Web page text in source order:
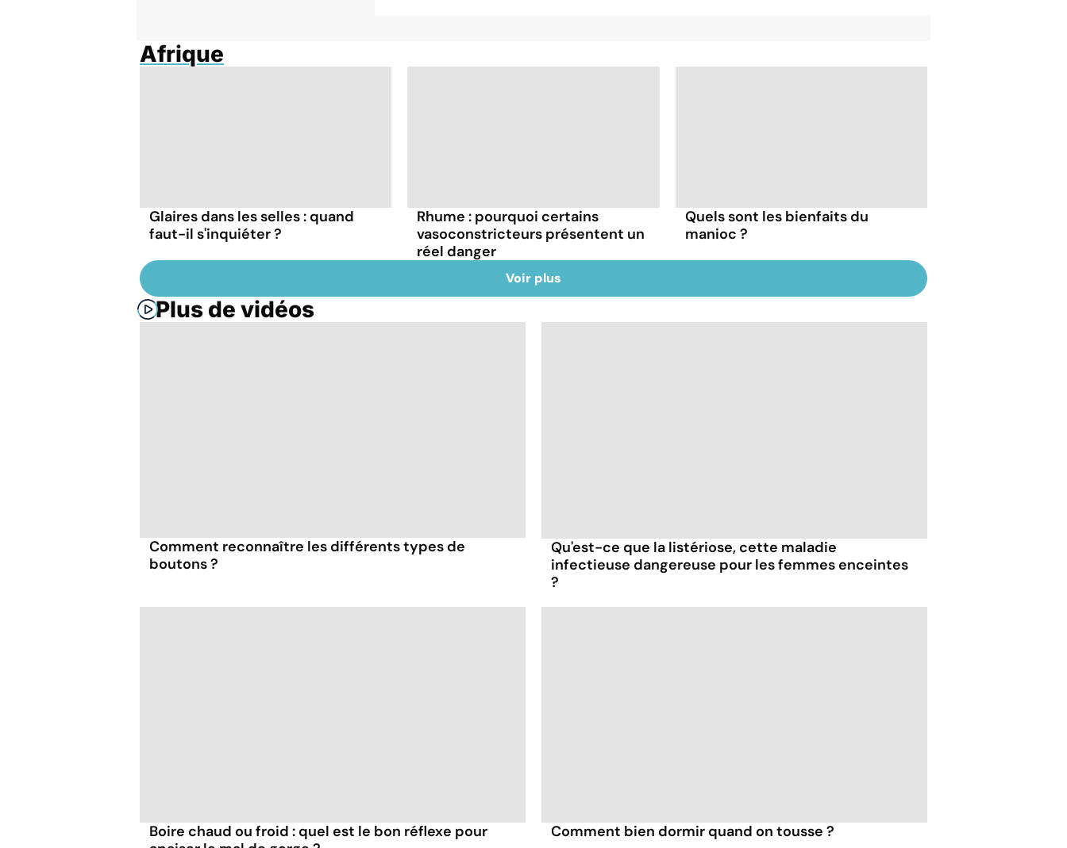
Afrique
Glaires dans les selles : quand
faut-il s'inquiéter ?
Rhume : pourquoi certains
vasoconstricteurs présentent un
réel danger
Quels sont les bienfaits du
manioc ?
Voir plus
Plus de vidéos
Comment reconnaître les différents types de
boutons ?
Qu'est-ce que la listériose, cette maladie
infectieuse dangereuse pour les femmes enceintes
?
Boire chaud ou froid : quel est le bon réflexe pour
Comment bien dormir quand on tousse ?